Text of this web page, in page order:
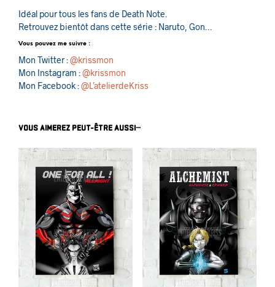
Idéal pour tous les fans de Death Note.
Retrouvez bientôt dans cette série : Naruto, Gon…
Vous pouvez me suivre :
Mon Twitter :@krissmon
Mon Instagram :@krissmon
Mon Facebook :@L’atelierdeKriss
VOUS AIMEREZ PEUT-ÊTRE AUSSI…